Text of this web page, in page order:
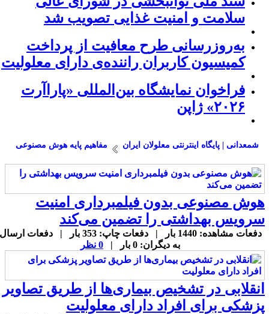
سلامت و امنیت غذایی تصویب شد
به‌روزرسانی طرح معافیت از پرداخت
کمیسیون کاربران راننده‌ی دارای معلولیت
فراخوان نمایشگاه بین‌المللی «پاراآرت
۲۰۲۶» ژاپن
شمعدانی | پایگاه اینترنتی معلولان ایران مفاهیم پایه هوش مصنوعی
مصنوعی بدون فیلمبرداری امنیت
بهداشتی را تضمین می‌کند
دفعات مشاهده: 1440 بار | دفعات چاپ: 353 بار | دفعات ارسال
به دیگران: 0 بار |
در تشخیص بیماری‌ها از طریق تصاویر
برای افراد دارای معلولیت